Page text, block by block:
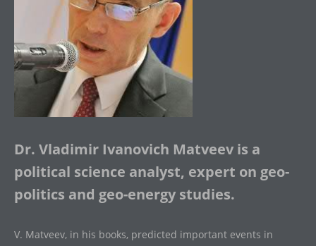
Dr. Vladimir Ivanovich Matveev is a
political science analyst, expert on geo-
politics and geo-energy studies.
V. Matveev, in his books, predicted important events in